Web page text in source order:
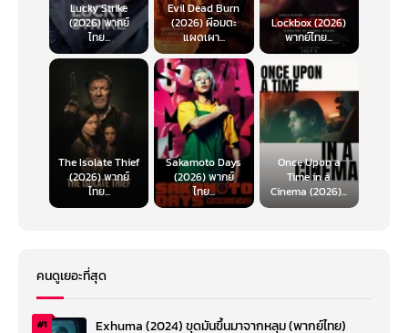
Lucky Strike
(2026) พากย์
ไทย...
Evil Dead Burn
(2026) ผีอมตะ
แผดเผา...
Lockbox (2026)
พากย์ไทย...
The Isolate Thief
(2026) พากย์
ไทย...
Sakamoto Days
(2026) พากย์
ไทย...
Once Upon a
Time in a
Cinema (2026)...
คนดูเยอะที่สุด
#1 Exhuma (2024) ขุดมันขึ้นมาจากหลุม (พากย์ไทย)